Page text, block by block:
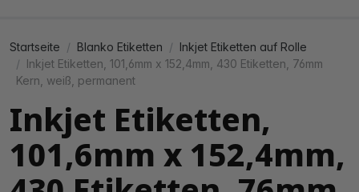
Startseite Blanko Etiketten
Inkjet Etiketten auf Rolle
Inkjet Etiketten, 101,6mm x 152,4mm, 430 Etiketten, 76mm
Kern, weiß, permanent
Inkjet Etiketten,
101,6mm x 152,4mm,